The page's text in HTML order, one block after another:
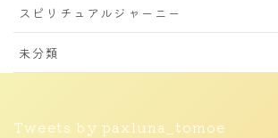
スピリチュアルジャーニー
未分類
Tweets by paxluna_tomoe